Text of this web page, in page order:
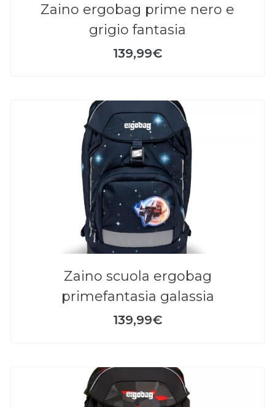
zaino ergobag prime nero e
grigio fantasia
139,99€
zaino scuola ergobag
primefantasia galassia
139,99€